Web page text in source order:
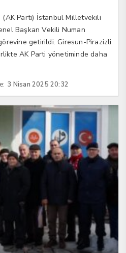
(AK Parti) İstanbul Milletvekili
Başkan Vekili Numan
görevine getirildi. Giresun-Pirazizli
AK Parti yönetiminde daha
3 Nisan 2025 20:32